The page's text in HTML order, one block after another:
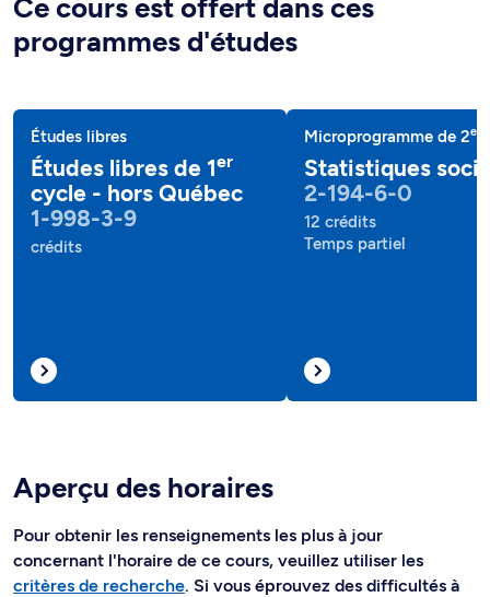
Ce cours est offert dans ces
programmes d'études
Études libres
Études libres de 1er
cycle - hors Québec
1-998-3-9
crédits
Microprogramme de 2e
Statistiques
2-194-6-0
12 crédits
Temps partiel
Aperçu des horaires
Pour obtenir les renseignements les plus à jour
concernant l'horaire de ce cours, veuillez utiliser les
critères de recherche. Si vous éprouvez des difficultés à